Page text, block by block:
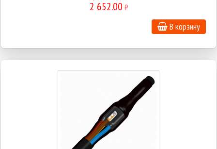
2 652.00 ₽
В корзину